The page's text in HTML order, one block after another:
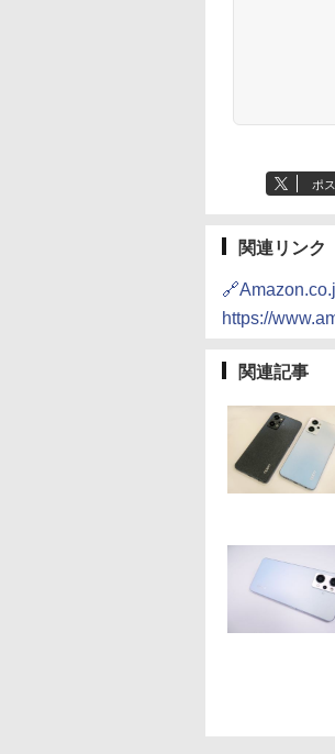
ポ
関連リンク
https://
関連記事